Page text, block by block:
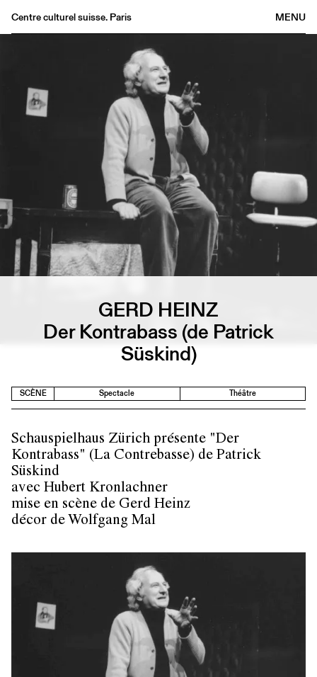
MENU
Centre culturel suisse. Paris
Buvette
Archives
Informations
FR
GERD HEINZ
Der Kontrabass (de Patrick
Süskind)
SCÈNE Spectacle Théâtre
Schauspielhaus Zürich présente "Der
Kontrabass" (La Contrebasse) de Patrick
Süskind
avec Hubert Kronlachner
mise en scène de Gerd Heinz
décor de Wolfgang Mal